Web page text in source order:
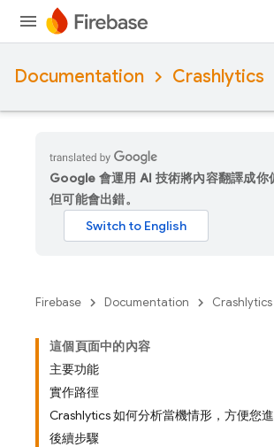
Documentation Crashlytics
Google 會運用 AI 技術將內容翻譯成你
但可能會出錯。
Firebase Documentation Crashlytics
這個頁面中的內容
主要功能
實作路徑
Crashlytics 如何分析當機情形，方便您
後續步驟